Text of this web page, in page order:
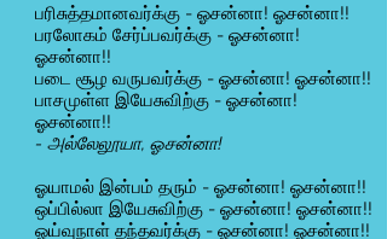
பரிசுத்தமானவர்க்கு - ஓசன்னா! ஓசன்னா!!
பரலோகம் சேர்ப்பவர்க்கு - ஓசன்னா!
ஓசன்னா!!
படை சூழ வருபவர்க்கு - ஓசன்னா! ஓசன்னா!!
பாசமுள்ள இயேசுவிற்கு - ஓசன்னா!
ஓசன்னா!!
- அல்லேலூயா, ஓசன்னா!
ஓயாமல் இன்பம் தரும் - ஓசன்னா! ஓசன்னா!!
ஒப்பில்லா இயேசுவிற்கு - ஓசன்னா! ஓசன்னா!!
ஓய்வுநாள் தந்தவர்க்கு - ஓசன்னா! ஓசன்னா!!